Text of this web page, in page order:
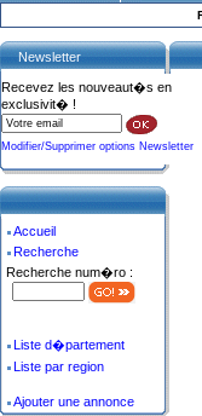
Newsletter
Recevez les nouveaut�s en
exclusivit� !
Modifier/Supprimer options Newsletter
Accueil
Recherche
Recherche num�ro :
Liste d�partement
Liste par region
Ajouter une annonce